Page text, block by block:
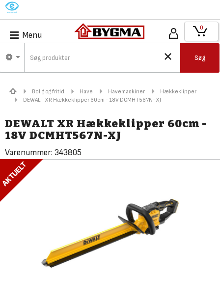
M
Menu
Søg
0
Bolig og fritid Have Havemaskiner
Hækkeklipper
DEWALT XR Hækkeklipper 60cm - 18V DCMHT567N-XJ
DEWALT XR Hækkeklipper 60cm -
18V DCMHT567N-XJ
Varenummer: 343805